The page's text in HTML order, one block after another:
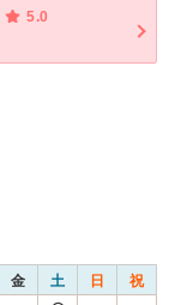
5.0
金 土 日 祝